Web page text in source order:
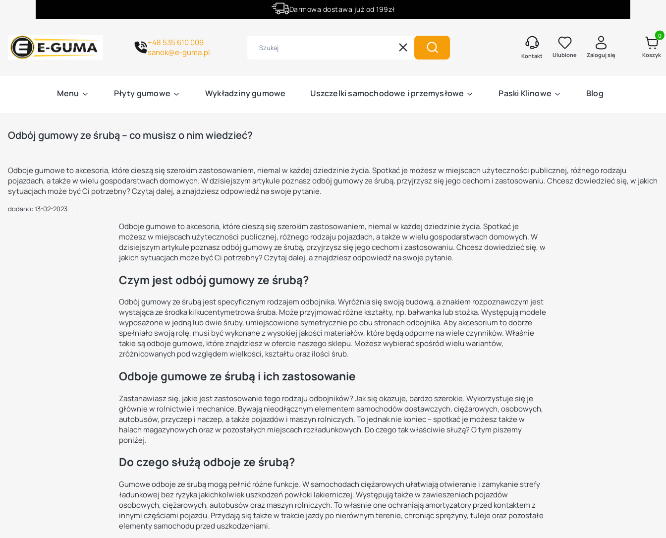
Darmowa dostawa już od 199zł
+48 535 610 009
sanok@e-guma.pl
Wyczyść Szukaj Kontakt Ulubione Zaloguj się Koszyk
Menu Płyty gumowe Wykładziny gumowe Uszczelki samochodowe i przemysłowe Paski Klinowe Blog
Odbój gumowy ze śrubą – co musisz o nim wiedzieć?
Odboje gumowe to akcesoria, które cieszą się szerokim zastosowaniem, niemal w każdej dziedzinie życia. Spotkać je możesz w miejscach użyteczności publicznej, różnego rodzaju
pojazdach, a także w wielu gospodarstwach domowych. W dzisiejszym artykule poznasz odbój gumowy ze śrubą, przyjrzysz się jego cechom i zastosowaniu. Chcesz dowiedzieć się, w jakich
sytuacjach może być Ci potrzebny? Czytaj dalej, a znajdziesz odpowiedź na swoje pytanie.
dodano: 13-02-2023
Odboje gumowe to akcesoria, które cieszą się szerokim zastosowaniem, niemal w każdej dziedzinie życia. Spotkać je
możesz w miejscach użyteczności publicznej, różnego rodzaju pojazdach, a także w wielu gospodarstwach domowych. W
dzisiejszym artykule poznasz odbój gumowy ze śrubą, przyjrzysz się jego cechom i zastosowaniu. Chcesz dowiedzieć się, w
jakich sytuacjach może być Ci potrzebny? Czytaj dalej, a znajdziesz odpowiedź na swoje pytanie.
Czym jest odbój gumowy ze śrubą?
Odbój gumowy ze śrubą jest specyficznym rodzajem odbojnika. Wyróżnia się swoją budową, a znakiem rozpoznawczym jest
wystająca ze środka kilkucentymetrowa śruba. Może przyjmować różne kształty, np. bałwanka lub stożka. Występują modele
wyposażone w jedną lub dwie śruby, umiejscowione symetrycznie po obu stronach odbojnika. Aby akcesorium to dobrze
spełniało swoją rolę, musi być wykonane z wysokiej jakości materiałów, które będą odporne na wiele czynników. Właśnie
takie są odboje gumowe, które znajdziesz w ofercie naszego sklepu. Możesz wybierać spośród wielu wariantów,
zróżnicowanych pod względem wielkości, kształtu oraz ilości śrub.
Odboje gumowe ze śrubą i ich zastosowanie
Zastanawiasz się, jakie jest zastosowanie tego rodzaju odbojników? Jak się okazuje, bardzo szerokie. Wykorzystuje się je
głównie w rolnictwie i mechanice. Bywają nieodłącznym elementem samochodów dostawczych, ciężarowych, osobowych,
autobusów, przyczep i naczep, a także pojazdów i maszyn rolniczych. To jednak nie koniec – spotkać je możesz także w
halach magazynowych oraz w pozostałych miejscach rozładunkowych. Do czego tak właściwie służą? O tym piszemy
poniżej.
Do czego służą odboje ze śrubą?
Gumowe odboje ze śrubą mogą pełnić różne funkcje. W samochodach ciężarowych ułatwiają otwieranie i zamykanie strefy
ładunkowej bez ryzyka jakichkolwiek uszkodzeń powłoki lakierniczej. Występują także w zawieszeniach pojazdów
osobowych, ciężarowych, autobusów oraz maszyn rolniczych. To właśnie one ochraniają amortyzatory przed kontaktem z
innymi częściami pojazdu. Przydają się także w trakcie jazdy po nierównym terenie, chroniąc sprężyny, tuleje oraz pozostałe
elementy samochodu przed uszkodzeniami.